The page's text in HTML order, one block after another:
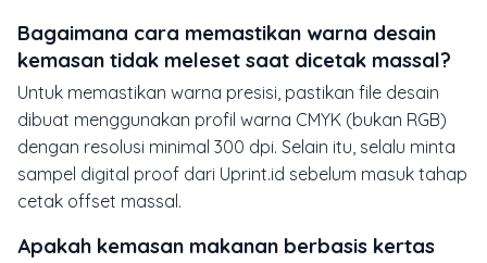
Bagaimana cara memastikan warna desain
kemasan tidak meleset saat dicetak massal?
Untuk memastikan warna presisi, pastikan file desain
dibuat menggunakan profil warna CMYK (bukan RGB)
dengan resolusi minimal 300 dpi. Selain itu, selalu minta
sampel digital proof dari Uprint.id sebelum masuk tahap
cetak offset massal.
Apakah kemasan makanan berbasis kertas